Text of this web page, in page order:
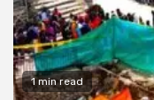
1 min read